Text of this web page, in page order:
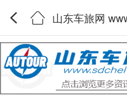
山东车旅网